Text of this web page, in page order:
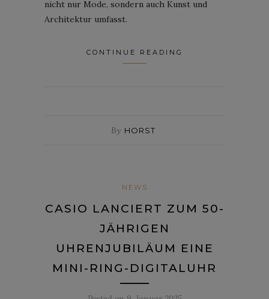
nicht nur Mode, sondern auch Kunst und
Architektur umfasst.
CONTINUE READING
By HORST
NEWS
CASIO LANCIERT ZUM 50-
JÄHRIGEN
UHRENJUBILÄUM EINE
MINI-RING-DIGITALUHR